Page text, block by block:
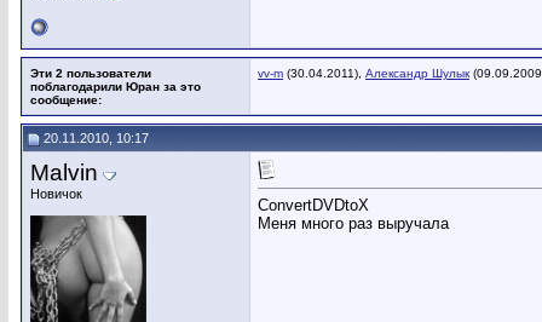
Эти 2 пользователи
поблагодарили Юран за это
сообщение:
vv-m (30.04.2011), Александр Шулык
20.11.2010, 10:17
Malvin
Новичок
ConvertDVDtoX
Меня много раз выручала